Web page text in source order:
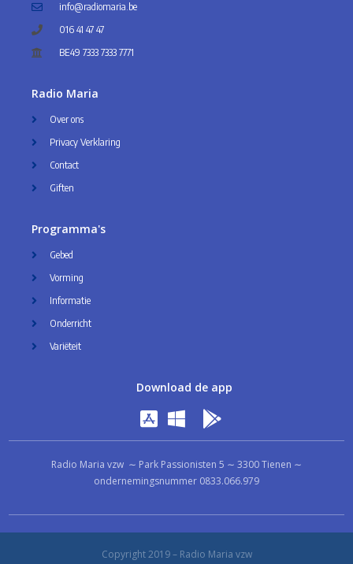
info@radiomaria.be
016 41 47 47
BE49 7333 7333 7771
Radio Maria
Over ons
Privacy Verklaring
Contact
Giften
Programma's
Gebed
Vorming
Informatie
Onderricht
Variëteit
Download de app
Radio Maria vzw ∼ Park Passionisten 5 ∼ 3300 Tienen ∼
ondernemingsnummer 0833.066.979
Copyright 2019 – Radio Maria vzw